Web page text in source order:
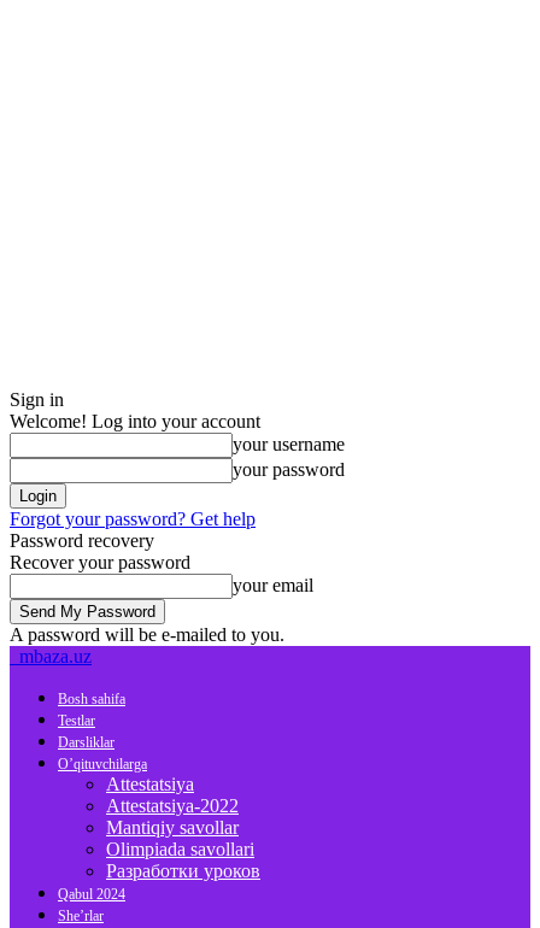
Sign in
Welcome! Log into your account
your username
your password
Forgot your password? Get help
Password recovery
Recover your password
your email
A password will be e-mailed to you.
mbaza.uz
Bosh sahifa
Testlar
Darsliklar
O’qituvchilarga
Attestatsiya
Attestatsiya-2022
Mantiqiy savollar
Olimpiada savollari
Разработки уроков
Qabul 2024
She’rlar